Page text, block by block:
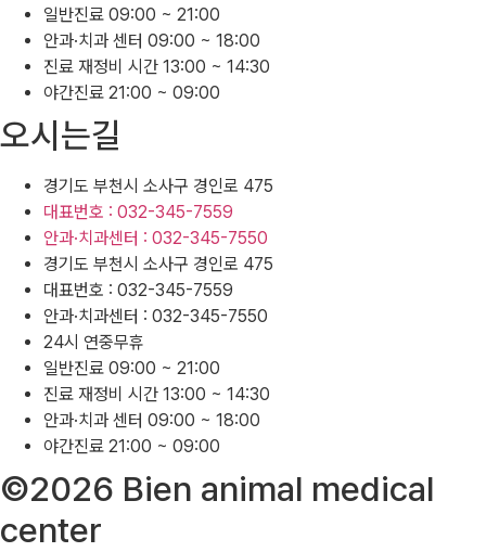
일반진료 09:00 ~ 21:00
안과·치과 센터 09:00 ~ 18:00
진료 재정비 시간 13:00 ~ 14:30
야간진료 21:00 ~ 09:00
오시는길
경기도 부천시 소사구 경인로 475
대표번호 : 032-345-7559
안과·치과센터 : 032-345-7550
경기도 부천시 소사구 경인로 475
대표번호 : 032-345-7559
안과·치과센터 : 032-345-7550
24시 연중무휴
일반진료 09:00 ~ 21:00
진료 재정비 시간 13:00 ~ 14:30
안과·치과 센터 09:00 ~ 18:00
야간진료 21:00 ~ 09:00
©2026 Bien animal medical
center